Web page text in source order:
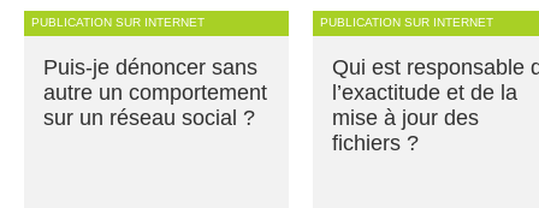
PUBLICATION SUR INTERNET
Puis-je dénoncer sans
autre un comportement
sur un réseau social ?
PUBLICATION SUR INTERNET
Qui est responsable
l’exactitude et de la
mise à jour des
fichiers ?